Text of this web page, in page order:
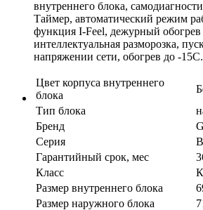
внутреннего блока,
Таймер, автоматический режим
функция I-Feel, дежурный
интеллектуальная разморозка,
напряжении сети, обогрев до -15С.
Цвет корпуса внутреннего
блока
Тип блока
Бренд
Серия
Гарантийный срок, мес
Класс
Размер внутреннего блока
Размер наружного блока